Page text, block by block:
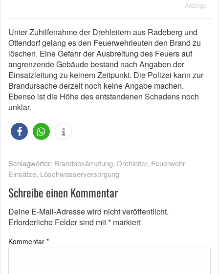
Anzeige
Unter Zuhilfenahme der Drehleitern aus Radeberg und
Ottendorf gelang es den Feuerwehrleuten den Brand zu
löschen. Eine Gefahr der Ausbreitung des Feuers auf
angrenzende Gebäude bestand nach Angaben der
Einsatzleitung zu keinem Zeitpunkt. Die Polizei kann zur
Brandursache derzeit noch keine Angabe machen.
Ebenso ist die Höhe des entstandenen Schadens noch
unklar.
Schlagwörter: Brandbekämpfung, Drehleiter, Feuerwehr
Einsätze, Löschwasserversorgung
Schreibe einen Kommentar
Deine E-Mail-Adresse wird nicht veröffentlicht.
Erforderliche Felder sind mit* markiert
Kommentar *